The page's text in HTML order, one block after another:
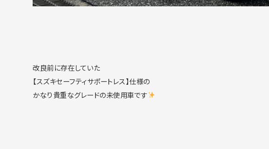
改良前に存在していた
【スズキセーフティサポートレス】仕様の
かなり貴重なグレードの未使用車です